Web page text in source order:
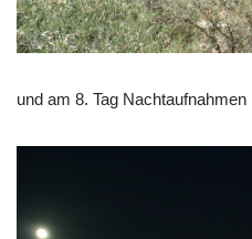
und am 8. Tag Nachtaufnahmen